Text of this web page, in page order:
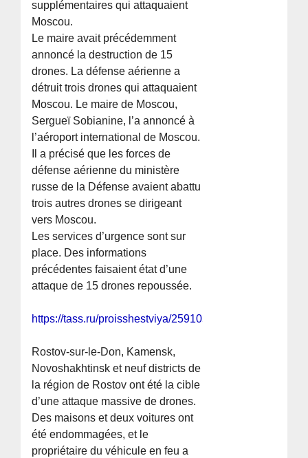
supplémentaires qui attaquaient
Moscou.
Le maire avait précédemment
annoncé la destruction de 15
drones. La défense aérienne a
détruit trois drones qui attaquaient
Moscou. Le maire de Moscou,
Sergueï Sobianine, l’a annoncé à
l’aéroport international de Moscou.
Il a précisé que les forces de
défense aérienne du ministère
russe de la Défense avaient abattu
trois autres drones se dirigeant
vers Moscou.
Les services d’urgence sont sur
place. Des informations
précédentes faisaient état d’une
attaque de 15 drones repoussée.
https://tass.ru/proisshestviya/25910531
Rostov-sur-le-Don, Kamensk,
Novoshakhtinsk et neuf districts de
la région de Rostov ont été la cible
d’une attaque massive de drones.
Des maisons et deux voitures ont
été endommagées, et le
propriétaire du véhicule en feu a